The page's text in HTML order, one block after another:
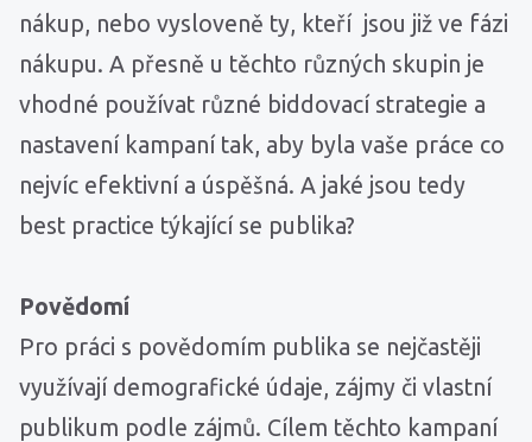
nákup, nebo vysloveně ty, kteří jsou již ve fázi
nákupu. A přesně u těchto různých skupin je
vhodné používat různé biddovací strategie a
nastavení kampaní tak, aby byla vaše práce co
nejvíc efektivní a úspěšná. A jaké jsou tedy
best practice týkající se publika?
Povědomí
Pro práci s povědomím publika se nejčastěji
využívají demografické údaje, zájmy či vlastní
publikum podle zájmů. Cílem těchto kampaní